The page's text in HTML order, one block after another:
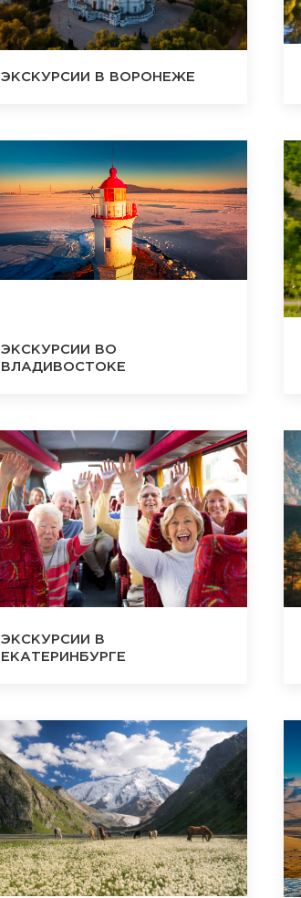
ЭКСКУРСИИ В ВОРОНЕЖЕ
ЭКСКУРСИИ ВО
ВЛАДИВОСТОКЕ
ЭКСКУРСИИ В
ЕКАТЕРИНБУРГЕ